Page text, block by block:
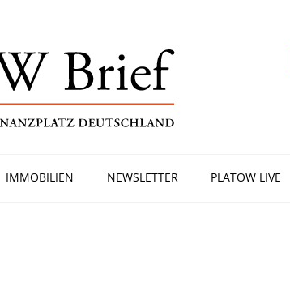
IMMOBILIEN NEWSLETTER PLATOW LIVE